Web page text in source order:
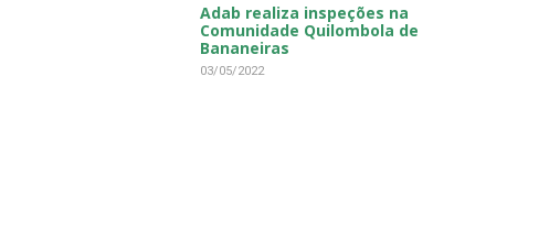
Adab realiza inspeções na
Comunidade Quilombola de
Bananeiras
03/05/2022